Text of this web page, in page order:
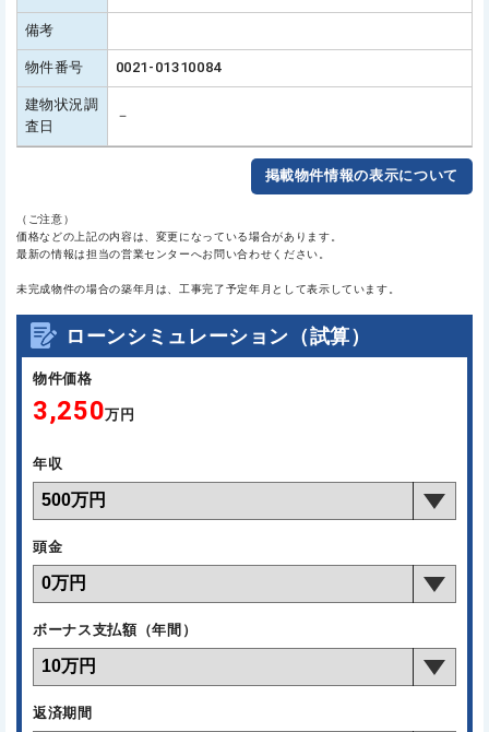
備考
物件番号 0021-01310084
建物状況調
査日
－
掲載物件情報の表示について
（ご注意）
価格などの上記の内容は、変更になっている場合があります。
最新の情報は担当の営業センターへお問い合わせください。
未完成物件の場合の築年月は、工事完了予定年月として表示しています。
ローンシミュレーション（試算）
物件価格
3,250万円
年収
頭金
ボーナス支払額（年間）
返済期間